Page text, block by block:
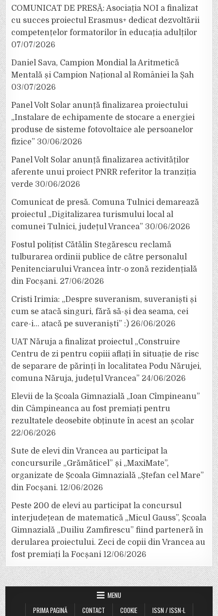
COMUNICAT DE PRESĂ: Asociația NOI a finalizat
cu succes proiectul Erasmus+ dedicat dezvoltării
competențelor formatorilor în educația adulților
07/07/2026
Daniel Sava, Campion Mondial la Aritmetică
Mentală și Campion Național al României la Șah
03/07/2026
Panel Volt Solar anunță finalizarea proiectului
„Instalare de echipamente de stocare a energiei
produse de sisteme fotovoltaice ale persoanelor
fizice” 30/06/2026
Panel Volt Solar anunță finalizarea activităților
aferente unui proiect PNRR referitor la tranziția
verde 30/06/2026
Comunicat de presă. Comuna Tulnici demarează
proiectul „Digitalizarea turismului local al
comunei Tulnici, județul Vrancea” 30/06/2026
Fostul polițist Cătălin Stegărescu reclamă
tulburarea ordinii publice de către personalul
Penitenciarului Vrancea într-o zonă rezidențială
din Focșani. 27/06/2026
Cristi Irimia: „Despre suveranism, suveraniști și
cum se atacă singuri, fără să-și dea seama, cei
care-i… atacă pe suveraniști” :) 26/06/2026
UAT Năruja a finalizat proiectul „Construire
Centru de zi pentru copiii aflați în situație de risc
de separare de părinți în localitatea Podu Nărujei,
comuna Năruja, județul Vrancea” 24/06/2026
Elevii de la Școala Gimnazială „Ioan Cîmpineanu”
din Câmpineanca au fost premiați pentru
rezultatele deosebite obținute în acest an școlar
22/06/2026
Sute de elevi din Vrancea au participat la
concursurile „Grămăticel” și „MaxiMate”,
organizate de Școala Gimnazială „Ștefan cel Mare”
din Focșani. 12/06/2026
Peste 200 de elevi au participat la concursul
interjudețean de matematică „Micul Gauss”, Școala
Gimnazială „Duiliu Zamfirescu” fiind parteneră în
derularea proiectului. Zeci de copii din Vrancea au
fost premiați la Focșani 12/06/2026
MENU
PRIMA PAGINĂ
CONTACT COOKIE
ISSN / ISSN-L